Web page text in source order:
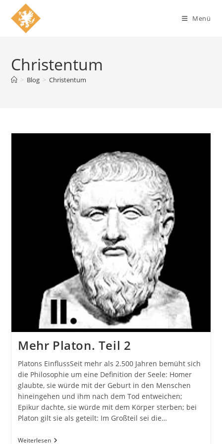
Inhalt
springen
Menü
Christentum
> Blog > Christentum
Mehr Platon. Teil 2
Platons EinflussSeit mehr als 2.500 Jahren bemüht sich
die Philosophie um eine Definition der Seele: Homer
glaubte, sie würde mit der Geburt in den Menschen
hineingehen und ihm nach dem Tod entweichen;
Epikur dachte, sie würde mit dem Körper sterben; bei
Platon gilt sie als geteilt: Im Großteil sei die…
WeiterlesenMehr